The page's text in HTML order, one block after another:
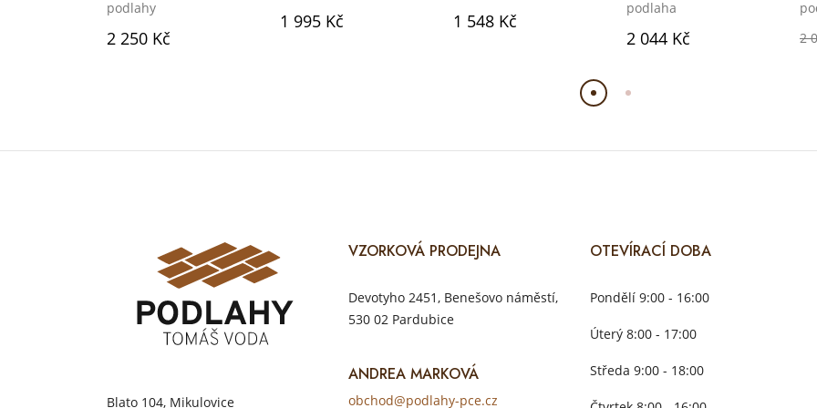
podlahy
2 250 Kč
1 995 Kč 1 548 Kč
podlaha
2 044 Kč
2
Blato 104, Mikulovice
VZORKOVÁ PRODEJNA
Devotyho 2451, Benešovo náměstí,
530 02 Pardubice
ANDREA MARKOVÁ
obchod@podlahy-pce.cz
OTEVÍRACÍ DOBA
Pondělí 9:00 - 16:00
Úterý 8:00 - 17:00
Středa 9:00 - 18:00